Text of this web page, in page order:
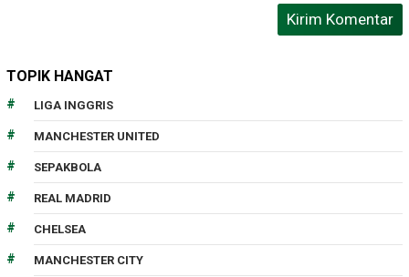
TOPIK HANGAT
LIGA INGGRIS
MANCHESTER UNITED
SEPAKBOLA
REAL MADRID
CHELSEA
MANCHESTER CITY